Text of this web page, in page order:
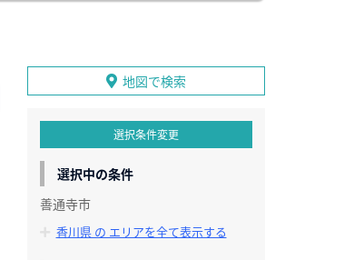
地図で検索
選択条件変更
選択中の条件
善通寺市
香川県 の エリアを全て表示する